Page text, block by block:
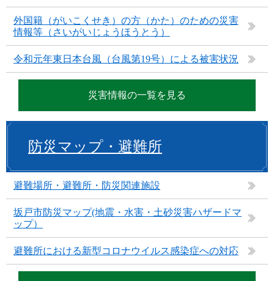
外国籍（がいこくせき）の方（かた）のための災害
情報等（さいがいじょうほうとう）
令和元年東日本台風（台風第19号）による被害状況
災害情報の一覧を見る
防災マップ・避難所
避難場所・避難所・防災関連施設
坂戸市防災マップ(地震・水害・土砂災害ハザードマ
ップ）
避難所における新型コロナウイルス感染症への対応